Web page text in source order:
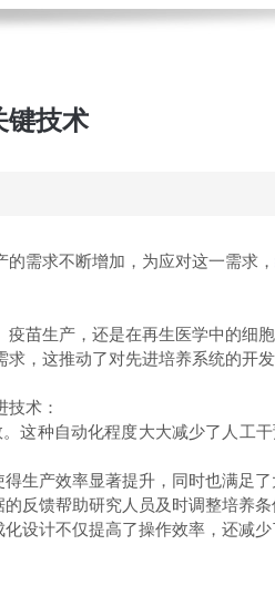
键技术
需求不断增加，为应对这一需求，
苗生产，还是在再生医学中的细
，这推动了对先进培养系统的开发
术：
种自动化程度大大减少了人工干
产效率显著提升，同时也满足了
馈帮助研究人员及时调整培养条
计不仅提高了操作效率，还减少